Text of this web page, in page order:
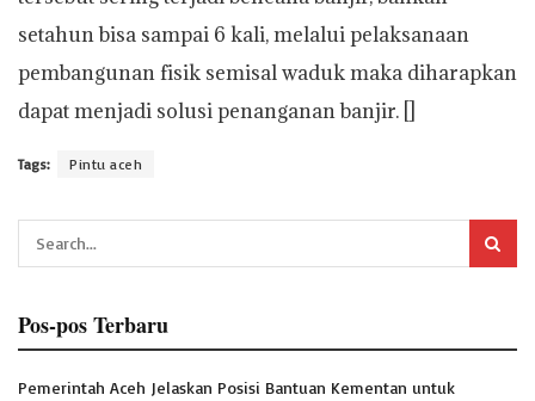
setahun bisa sampai 6 kali, melalui pelaksanaan
pembangunan fisik semisal waduk maka diharapkan
dapat menjadi solusi penanganan banjir. []
Tags: Pintu aceh
Pos-pos Terbaru
Pemerintah Aceh Jelaskan Posisi Bantuan Kementan untuk